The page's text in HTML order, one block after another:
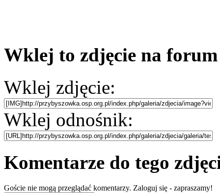
Wklej to zdjęcie na
Wklej zdjęcie:
Wklej odnośnik:
Komentarze do tego
Goście nie mogą przeglądać komentarzy. Zaloguj się - zapraszamy!